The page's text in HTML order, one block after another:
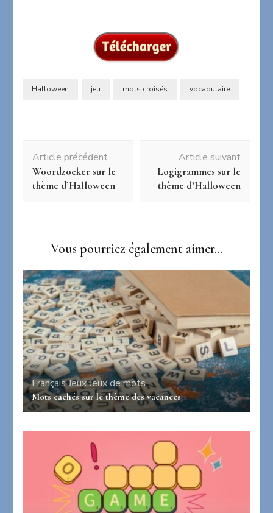
Halloween jeu mots croisés vocabulaire
d'article
Article précédent
Woordzoeker sur le
thème d’Halloween
Article suivant
Logigrammes sur le
thème d’Halloween
Vous pourriez également aimer...
FrançaisJeuxJeux de mots
Mots cachés sur le thème des vacances